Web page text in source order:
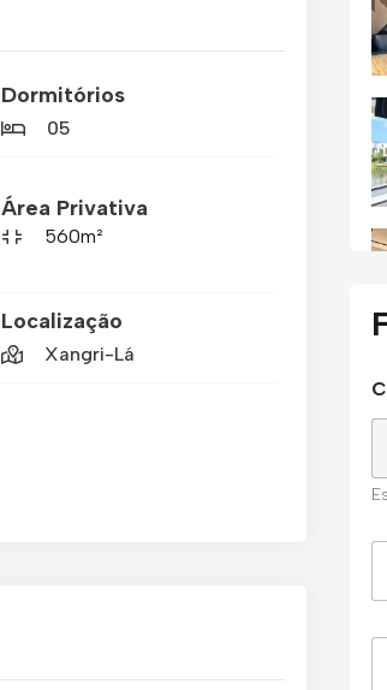
Dormitórios
05
Área Privativa
560m²
Localização
Xangri-Lá